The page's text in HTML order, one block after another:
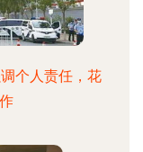
个人责任，花